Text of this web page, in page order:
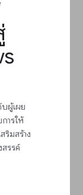
ผู้เผย
ารให้
ริมสร้าง
รรค์